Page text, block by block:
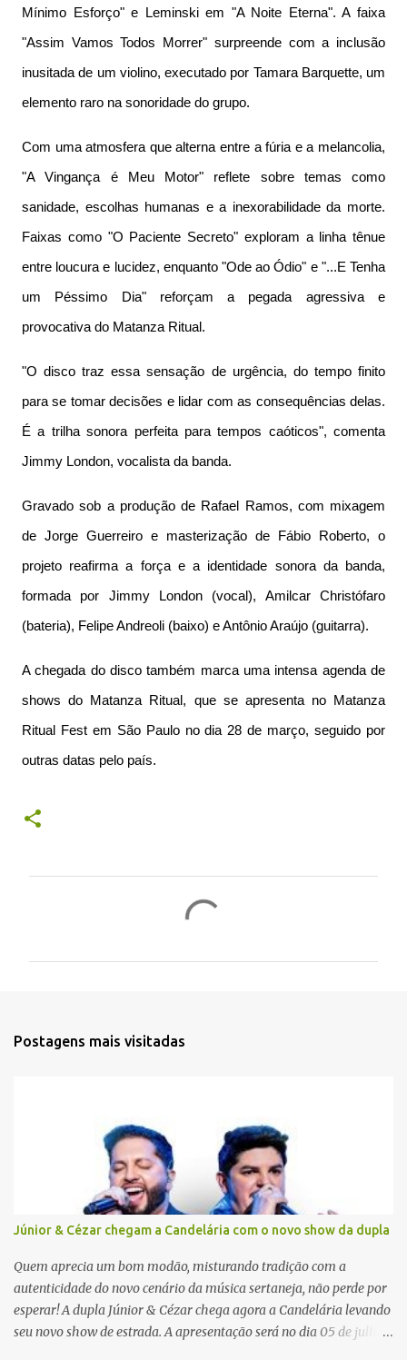
Mínimo Esforço" e Leminski em "A Noite Eterna". A faixa
"Assim Vamos Todos Morrer" surpreende com a inclusão
inusitada de um violino, executado por Tamara Barquette, um
elemento raro na sonoridade do grupo.
Com uma atmosfera que alterna entre a fúria e a melancolia,
"A Vingança é Meu Motor" reflete sobre temas como
sanidade, escolhas humanas e a inexorabilidade da morte.
Faixas como "O Paciente Secreto" exploram a linha tênue
entre loucura e lucidez, enquanto "Ode ao Ódio" e "...E Tenha
um Péssimo Dia" reforçam a pegada agressiva e
provocativa do Matanza Ritual.
"O disco traz essa sensação de urgência, do tempo finito
para se tomar decisões e lidar com as consequências delas.
É a trilha sonora perfeita para tempos caóticos", comenta
Jimmy London, vocalista da banda.
Gravado sob a produção de Rafael Ramos, com mixagem
de Jorge Guerreiro e masterização de Fábio Roberto, o
projeto reafirma a força e a identidade sonora da banda,
formada por Jimmy London (vocal), Amilcar Christófaro
(bateria), Felipe Andreoli (baixo) e Antônio Araújo (guitarra).
A chegada do disco também marca uma intensa agenda de
shows do Matanza Ritual, que se apresenta no Matanza
Ritual Fest em São Paulo no dia 28 de março, seguido por
outras datas pelo país.
Postagens mais visitadas
Júnior & Cézar chegam a Candelária com o novo show da dupla
Quem aprecia um bom modão, misturando tradição com a
autenticidade do novo cenário da música sertaneja, não perde por
esperar! A dupla Júnior & Cézar chega agora a Candelária levando
seu novo show de estrada. A apresentação será no dia 05 de julho